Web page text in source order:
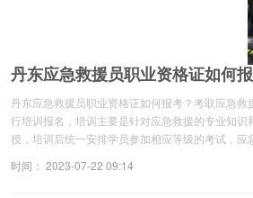
丹东应急救援员职业资格证如何
丹东应急救援员职业资格证如何报考？考取应急救
行培训报名，培训主要是针对应急救援的专业知识
授，培训后统一安排学员参加相应等级的考试，应
时间： 2023-07-22 09:14